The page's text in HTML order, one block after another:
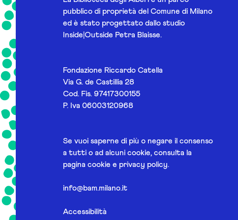
pubblico di proprietà del Comune di Milano
ed è stato progettato dallo studio
Inside|Outside Petra Blaisse.
Fondazione Riccardo Catella
Via G. de Castillia 28
Cod. Fis. 97417300155
P. Iva 06003120968
Se vuoi saperne di più o negare il consenso
a tutti o ad alcuni cookie, consulta la
pagina cookie e privacy policy.
info@bam.milano.it
Accessibilità